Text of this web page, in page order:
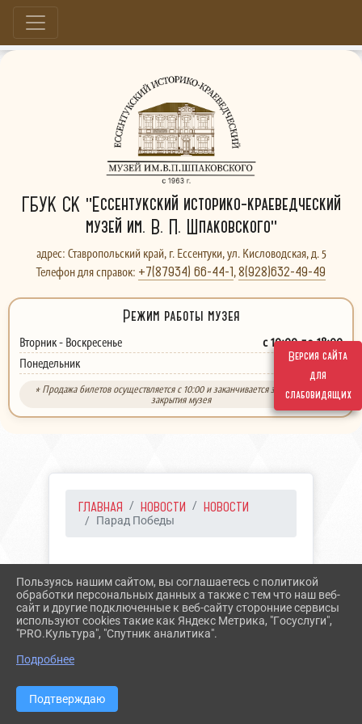
Версия сайта
для
слабовидящих
Больше, чем музей...
ГБУК СК "Ессентукский историко-краеведческий
музей им. В. П. Шпаковского"
адрес: Ставропольский край, г. Ессентуки, ул. Кисловодская, д. 5
Телефон для справок: +7(87934) 66-44-1,8(928)632-49-49
Режим работы музея
Вторник - Воскресенье с 10:00 до 18:00
Понедельник выходной
* Продажа билетов осуществляется с 10:00 и заканчивается за 30 минут до
закрытия музея
ГЛАВНАЯ НОВОСТИ НОВОСТИ
Парад Победы
ПАРАД ПОБЕДЫ
Пользуясь нашим сайтом, вы соглашаетесь с политикой
обработки персональных данных а также с тем что наш веб-
сайт и другие подключенные к веб-сайту сторонние сервисы
используют cookies такие как Яндекс Метрика, "Госуслуги",
"PRO.Культура", "Спутник аналитика".
Подробнее
Подтверждаю